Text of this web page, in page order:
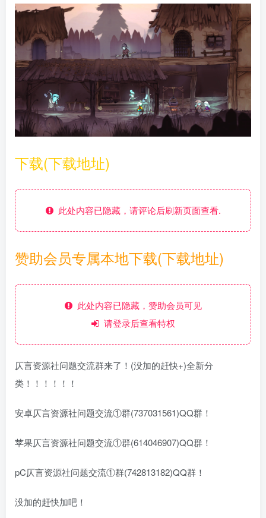
下载(下载地址)
此处内容已隐藏，请评论后刷新页面查看.
赞助会员专属本地下载(下载地址)
此处内容已隐藏，赞助会员可见
请登录后查看特权
仄言资源社问题交流群来了！(没加的赶快+)全新分
类！！！！！！
安卓仄言资源社问题交流①群(737031561)QQ群！
苹果仄言资源社问题交流①群(614046907)QQ群！
pC仄言资源社问题交流①群(742813182)QQ群！
没加的赶快加吧！